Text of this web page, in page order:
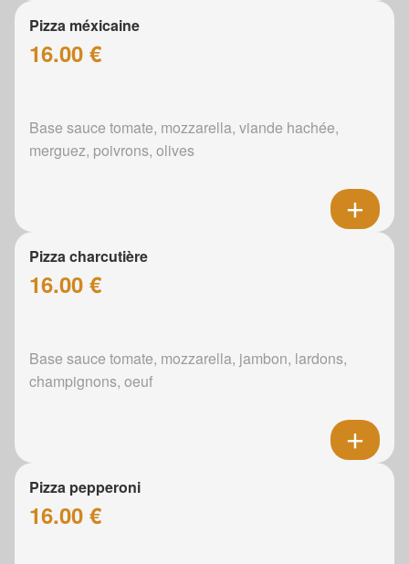
Pizza méxicaine
16.00 €
Base sauce tomate, mozzarella, viande hachée,
merguez, poivrons, olives
Pizza charcutière
16.00 €
Base sauce tomate, mozzarella, jambon, lardons,
champignons, oeuf
Pizza pepperoni
16.00 €